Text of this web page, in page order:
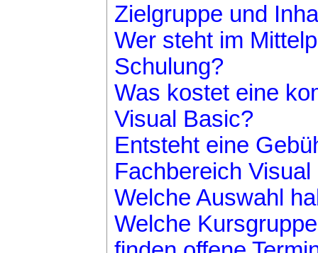
Zielgruppe und
Wer steht im
Schulung?
Was kostet eine
Visual Basic?
Entsteht eine
Fachbereich
Welche Auswahl
Welche